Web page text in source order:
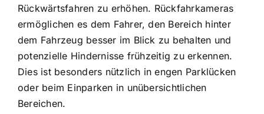
Rückwärtsfahren zu erhöhen. Rückfahrkameras
ermöglichen es dem Fahrer, den Bereich hinter
dem Fahrzeug besser im Blick zu behalten und
potenzielle Hindernisse frühzeitig zu erkennen.
Dies ist besonders nützlich in engen Parklücken
oder beim Einparken in unübersichtlichen
Bereichen.